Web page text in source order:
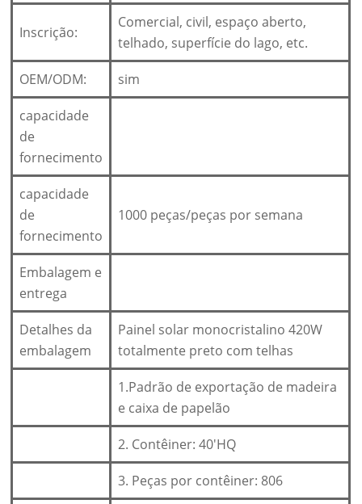
Inscrição:
Comercial, civil, espaço aberto,
telhado, superfície do lago, etc.
OEM/ODM: sim
capacidade
de
fornecimento
capacidade
de
fornecimento
1000 peças/peças por semana
Embalagem e
entrega
Detalhes da
embalagem
Painel solar monocristalino 420W
totalmente preto com telhas
1.Padrão de exportação de madeira
e caixa de papelão
2. Contêiner: 40'HQ
3. Peças por contêiner: 806